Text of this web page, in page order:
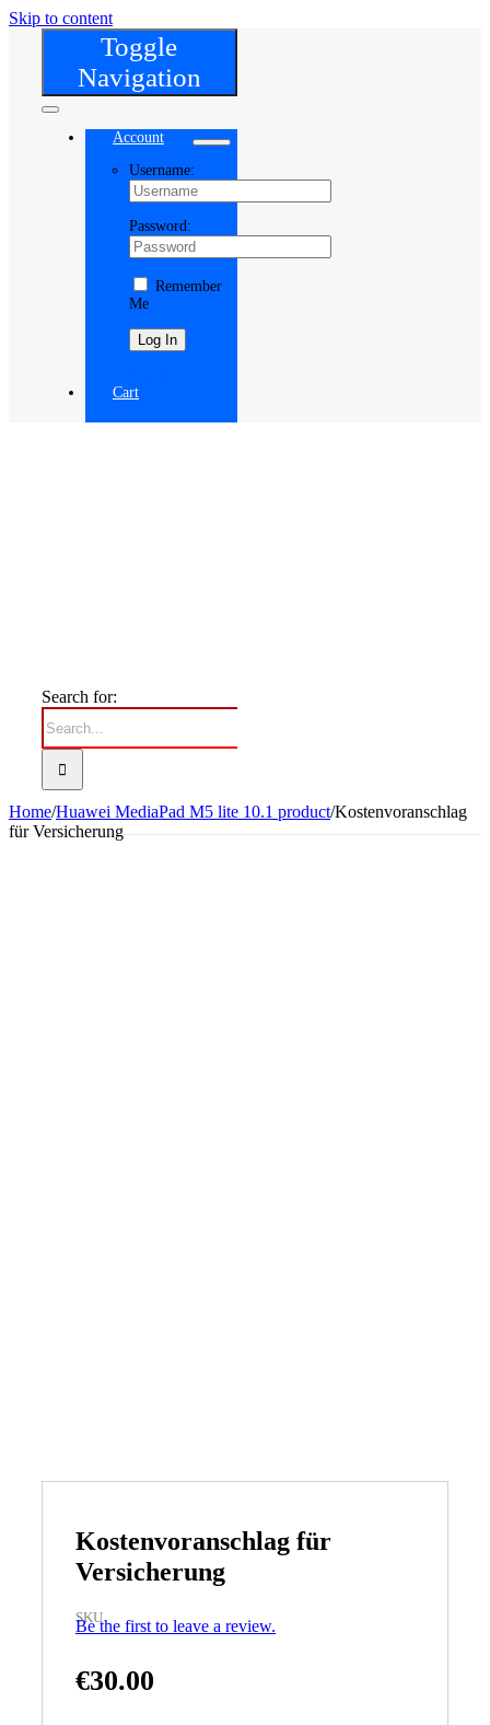
Skip to content
Toggle
Navigation
Account
Username:
Password:
Remember
Me
Cart
Search for:
Home/Huawei MediaPad M5 lite 10.1 product/Kostenvoranschlag
für Versicherung
Kostenvoranschlag für
Versicherung
SKU
Be the first to leave a review.
€30.00